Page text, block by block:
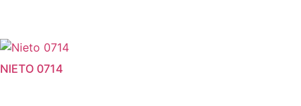
NIETO 0714